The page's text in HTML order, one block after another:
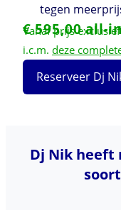
tegen
€ 595,00 all-in
Vanaf prijs
i.c.m. deze
Reserveer Dj
Dj Nik heeft